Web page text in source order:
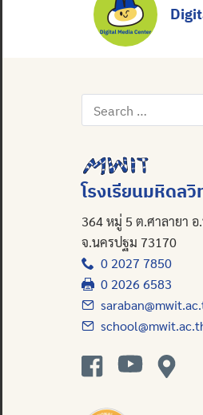
Search
for:
โรงเรียนมหิดล
364 หมู่ 5 ต.ศาลายา
จ.นครปฐม 73170
0 2027 7850
0 2026 6583